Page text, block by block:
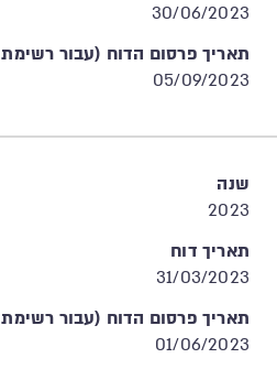
30/06/2023
תאריך פרסום הדוח (עבור רשימת
05/09/2023
שנה
2023
תאריך דוח
31/03/2023
תאריך פרסום הדוח (עבור רשימת
01/06/2023